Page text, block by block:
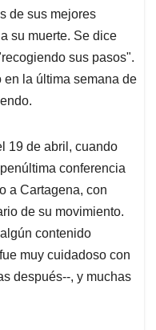
de sus mejores
su muerte. Se dice
sus pasos".
en la última semana de
19 de abril, cuando
conferencia
a Cartagena, con
de su movimiento.
contenido
muy cuidadoso con
después--, y muchas